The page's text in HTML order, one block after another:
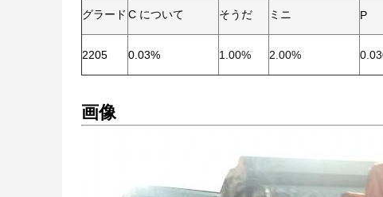
グラード C について そうだ ミニ P
2205 0.03% 1.00% 2.00%
画像